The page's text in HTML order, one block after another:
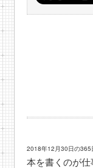
2018年12月30日の365
本を書くのが